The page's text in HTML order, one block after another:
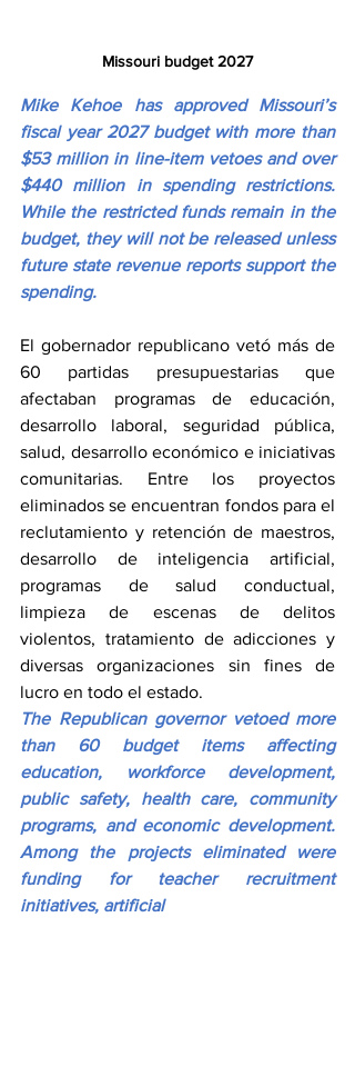
Missouri budget 2027
Mike Kehoe has approved Missouri’s
fiscal year 2027 budget with more than
$53 million in line-item vetoes and over
$440 million in spending restrictions.
While the restricted funds remain in the
budget, they will not be released unless
future state revenue reports support the
spending.
El gobernador republicano vetó más de
60 partidas presupuestarias que
afectaban programas de educación,
desarrollo laboral, seguridad pública,
salud, desarrollo económico e iniciativas
comunitarias. Entre los proyectos
eliminados se encuentran fondos para el
reclutamiento y retención de maestros,
desarrollo de inteligencia artificial,
programas de salud conductual,
limpieza de escenas de delitos
violentos, tratamiento de adicciones y
diversas organizaciones sin fines de
lucro en todo el estado.
The Republican governor vetoed more
than 60 budget items affecting
education, workforce development,
public safety, health care, community
programs, and economic development.
Among the projects eliminated were
funding for teacher recruitment
initiatives, artificial